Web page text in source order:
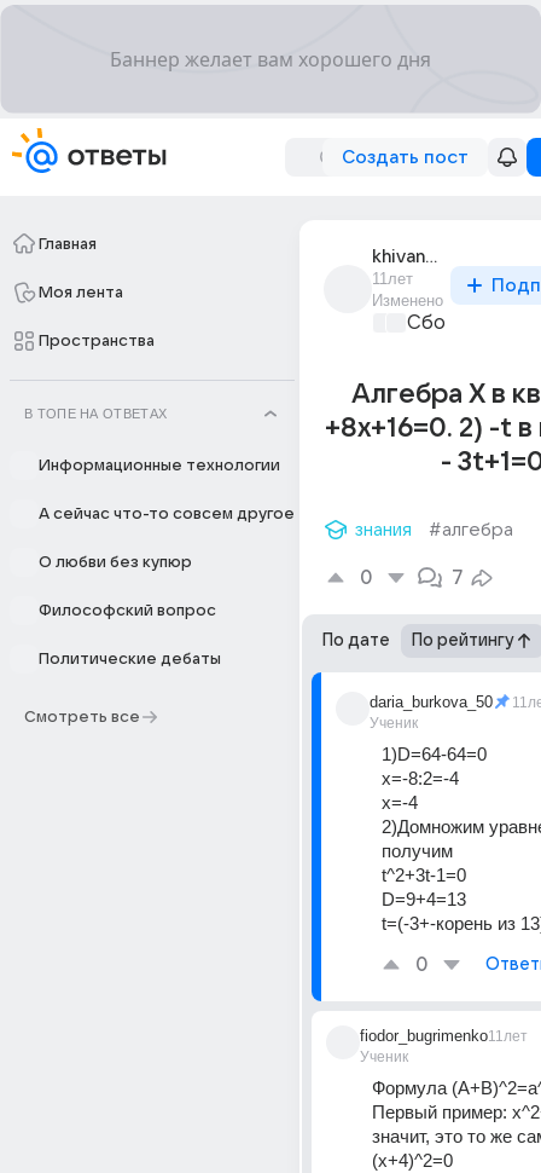
Создать пост
Главная
Моя лента
Пространства
В ТОПЕ НА ОТВЕТАХ
Информационные технологии
А сейчас что-то совсем другое
О любви без купюр
Философский вопрос
Политические дебаты
Смотреть все
khivanova
11лет
Изменено
Сборная
Алгебра X в
+8x+16=0. 2) -t в
-
знания #алгебра
0 7
По дате По рейтингу
daria_burkova_50
Ученик
1)D=64-64=0
х=-8:2=-4
х=-4
2)Домножим
получим
t^2+3t-1=0
D=9+4=13
t=(-3+-корень из
0
fiodor_bugrimenko
Ученик
11лет
Формула
Первый пример:
значит, это то же
(x+4)^2=0